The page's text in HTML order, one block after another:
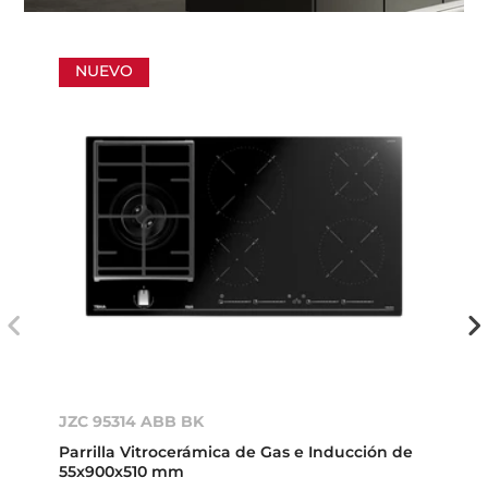
NUEVO
JZC 95314 ABB BK
Parrilla Vitrocerámica de Gas e Inducción de
55x900x510 mm